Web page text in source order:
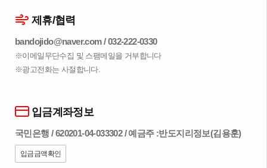
제휴/협력
bandojido@naver.com/032-222-0330
※이메일무단수집 및 스팸메일을 거부합니다
※광고전화는 사절합니다.
입금계좌정보
국민은행 / 620201-04-033302 / 예금주 :반도지리정보(김용훈)
입금금액확인